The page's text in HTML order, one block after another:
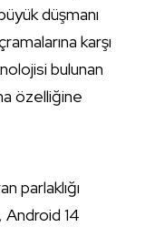
düşmanı
karşı
bulunan
özelliğine
parlaklığı
14